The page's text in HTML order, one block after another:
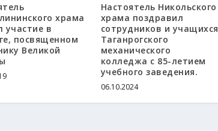
храма
участие в
посвященном
Великой
Настоятель Никольского
храма поздравил
сотрудников и учащихся
Таганрогского
механического
колледжа с 85-летием
учебного заведения.
06.10.2024